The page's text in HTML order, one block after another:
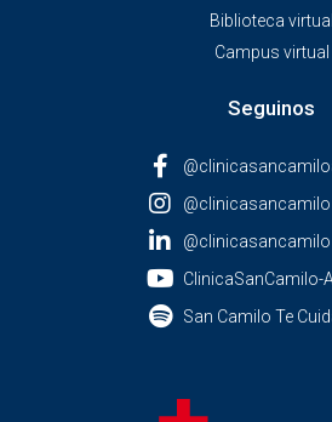
Biblioteca virtual
Campus virtual
Seguinos
@clinicasancamilo
@clinicasancamilo
ClinicaSanCamilo-
San Camilo Te